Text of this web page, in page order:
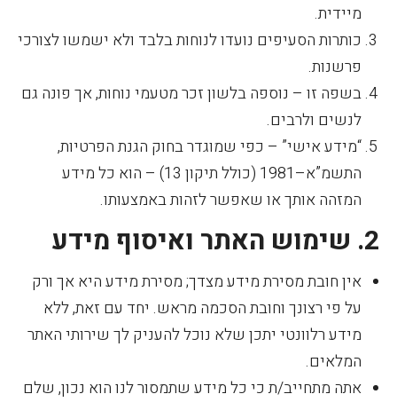
מיידית.
כותרות הסעיפים נועדו לנוחות בלבד ולא ישמשו לצורכי
פרשנות.
בשפה זו – נוספה בלשון זכר מטעמי נוחות, אך פונה גם
לנשים ולרבים.
“מידע אישי” – כפי שמוגדר בחוק הגנת הפרטיות,
התשמ”א–1981 (כולל תיקון 13) – הוא כל מידע
המזהה אותך או שאפשר לזהות באמצעותו.
2. שימוש האתר ואיסוף מידע
אין חובת מסירת מידע מצדך; מסירת מידע היא אך ורק
על פי רצונך וחובת הסכמה מראש. יחד עם זאת, ללא
מידע רלוונטי יתכן שלא נוכל להעניק לך שירותי האתר
המלאים.
אתה מתחייב/ת כי כל מידע שתמסור לנו הוא נכון, שלם